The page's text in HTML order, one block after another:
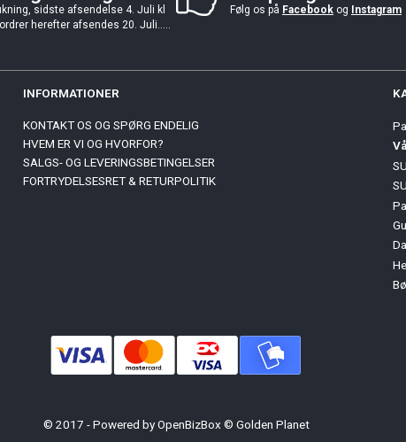
sidste afsendelse 4. Juli kl
herefter afsendes 20. Juli.....
Følg os på Facebook og Instagram
INFORMATIONER
KONTAKT OS OG SPØRG ENDELIG
HVEM ER VI OG HVORFOR?
SALGS- OG LEVERINGSBETINGELSER
FORTRYDELSESRET & RETURPOLITIK
© 2017 - Powered byOpenBizBox © Golden Planet